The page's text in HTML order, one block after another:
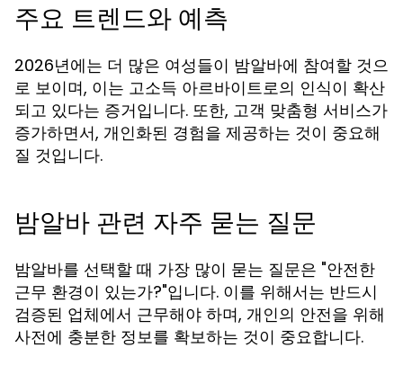
주요 트렌드와 예측
2026년에는 더 많은 여성들이 밤알바에 참여할 것으
로 보이며, 이는 고소득 아르바이트로의 인식이 확산
되고 있다는 증거입니다. 또한, 고객 맞춤형 서비스가
증가하면서, 개인화된 경험을 제공하는 것이 중요해
질 것입니다.
밤알바 관련 자주 묻는 질문
밤알바를 선택할 때 가장 많이 묻는 질문은 "안전한
근무 환경이 있는가?"입니다. 이를 위해서는 반드시
검증된 업체에서 근무해야 하며, 개인의 안전을 위해
사전에 충분한 정보를 확보하는 것이 중요합니다.